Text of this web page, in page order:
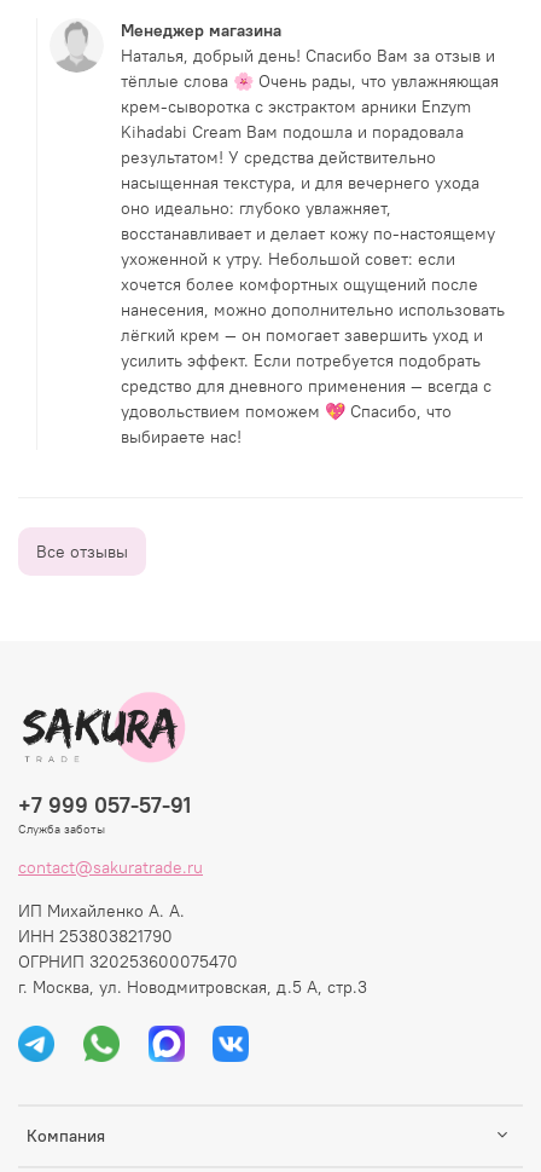
Менеджер магазина
Наталья, добрый день! Спасибо Вам за отзыв и
тёплые слова 🌸 Очень рады, что увлажняющая
крем-сыворотка с экстрактом арники Enzym
Kihadabi Cream Вам подошла и порадовала
результатом! У средства действительно
насыщенная текстура, и для вечернего ухода
оно идеально: глубоко увлажняет,
восстанавливает и делает кожу по-настоящему
ухоженной к утру. Небольшой совет: если
хочется более комфортных ощущений после
нанесения, можно дополнительно использовать
лёгкий крем — он помогает завершить уход и
усилить эффект. Если потребуется подобрать
средство для дневного применения — всегда с
удовольствием поможем 💖 Спасибо, что
выбираете нас!
Все отзывы
Компания
+7 999 057-57-91
Служба заботы
contact@sakuratrade.ru
ИП Михайленко А. А.
ИНН 253803821790
ОГРНИП 320253600075470
г. Москва, ул. Новодмитровская, д.5 А, стр.3